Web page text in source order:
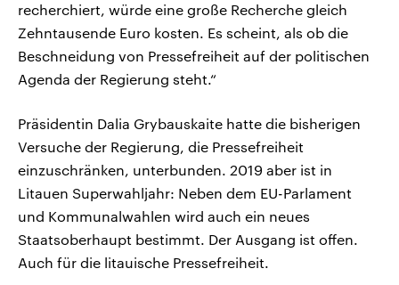
recherchiert, würde eine große Recherche gleich
Zehntausende Euro kosten. Es scheint, als ob die
Beschneidung von Pressefreiheit auf der politischen
Agenda der Regierung steht.“
Präsidentin Dalia Grybauskaite hatte die bisherigen
Versuche der Regierung, die Pressefreiheit
einzuschränken, unterbunden. 2019 aber ist in
Litauen Superwahljahr: Neben dem EU-Parlament
und Kommunalwahlen wird auch ein neues
Staatsoberhaupt bestimmt. Der Ausgang ist offen.
Auch für die litauische Pressefreiheit.